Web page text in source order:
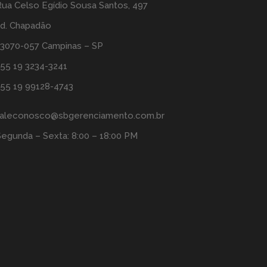
Celso Egídio Sousa Santos, 497
Chapadão
057 Campinas – SP
19 3234-3241
19 99128-4743
– Sexta: 8:00 – 18:00 PM